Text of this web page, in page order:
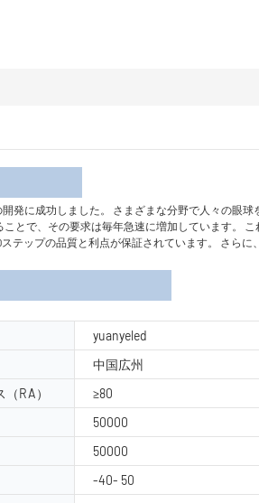
発に成功しました。 さまざまな分野で人々の眼球
とで、その要求は毎年急速に増加しています。
テップの品質と利点が保証されています。 さらに
yuanyeled
中国広州
RA）
≥80
50000
50000
-40- 50